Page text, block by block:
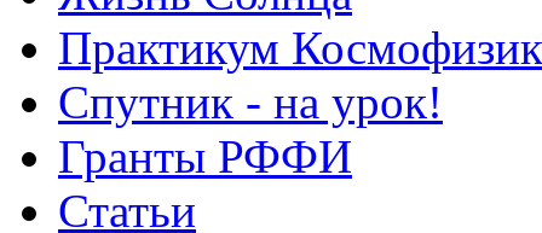
Практикум
Спутник - на урок!
Гранты РФФИ
Статьи